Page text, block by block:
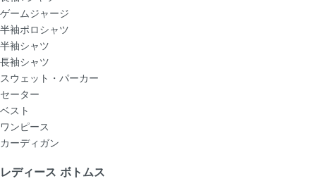
ゲームジャージ
半袖ポロシャツ
半袖シャツ
長袖シャツ
スウェット・パーカー
セーター
ベスト
ワンピース
カーディガン
レディース ボトムス